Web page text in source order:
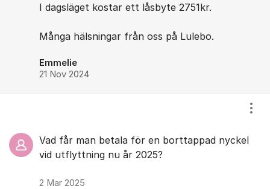
I dagsläget kostar ett låsbyte 2751kr.
Många hälsningar från oss på Lulebo.
Emmelie
21 Nov 2024
Vad får man betala för en borttappad nyckel
vid utflyttning nu år 2025?
2 Mar 2025